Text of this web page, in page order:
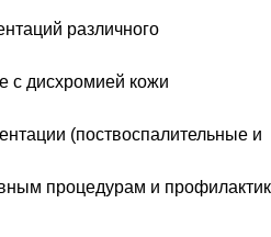
различного
с дисхромией кожи
(поствоспалительные и
процедурам и